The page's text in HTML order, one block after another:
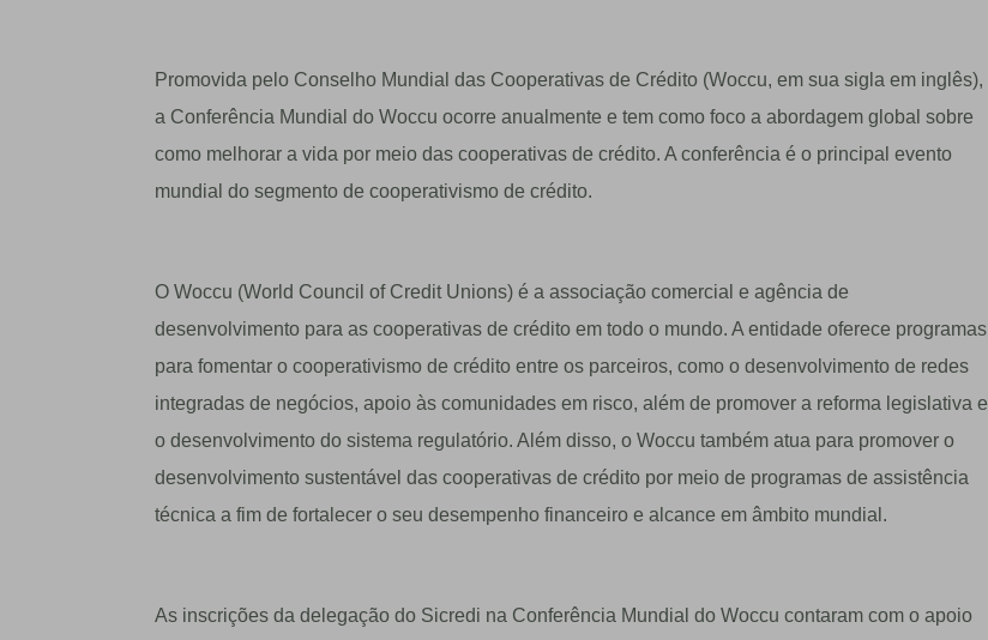
Promovida pelo Conselho Mundial das Cooperativas de Crédito (Woccu, em sua sigla em inglês),
a Conferência Mundial do Woccu ocorre anualmente e tem como foco a abordagem global sobre
como melhorar a vida por meio das cooperativas de crédito. A conferência é o principal evento
mundial do segmento de cooperativismo de crédito.
O Woccu (World Council of Credit Unions) é a associação comercial e agência de
desenvolvimento para as cooperativas de crédito em todo o mundo. A entidade oferece programas
para fomentar o cooperativismo de crédito entre os parceiros, como o desenvolvimento de redes
integradas de negócios, apoio às comunidades em risco, além de promover a reforma legislativa e
o desenvolvimento do sistema regulatório. Além disso, o Woccu também atua para promover o
desenvolvimento sustentável das cooperativas de crédito por meio de programas de assistência
técnica a fim de fortalecer o seu desempenho financeiro e alcance em âmbito mundial.
As inscrições da delegação do Sicredi na Conferência Mundial do Woccu contaram com o apoio